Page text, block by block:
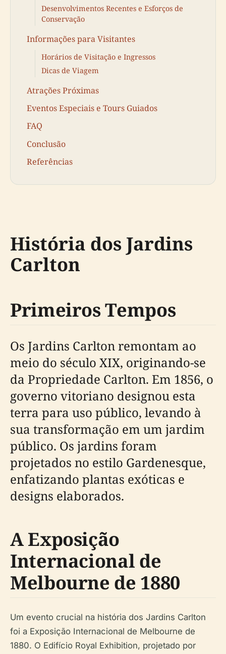
Desenvolvimentos Recentes e Esforços de
Conservação
Informações para Visitantes
Horários de Visitação e Ingressos
Dicas de Viagem
Atrações Próximas
Eventos Especiais e Tours Guiados
FAQ
Conclusão
Referências
História dos Jardins
Carlton
Primeiros Tempos
Os Jardins Carlton remontam ao
meio do século XIX, originando-se
da Propriedade Carlton. Em 1856, o
governo vitoriano designou esta
terra para uso público, levando à
sua transformação em um jardim
público. Os jardins foram
projetados no estilo Gardenesque,
enfatizando plantas exóticas e
designs elaborados.
A Exposição
Internacional de
Melbourne de 1880
Um evento crucial na história dos Jardins Carlton
foi a Exposição Internacional de Melbourne de
1880. O Edifício Royal Exhibition, projetado por